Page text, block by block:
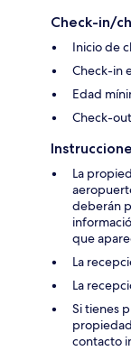
Check-in/
Inicio de
Check-in
Edad
Check-
La
deberán
que
La
La
Si tienes
contacto